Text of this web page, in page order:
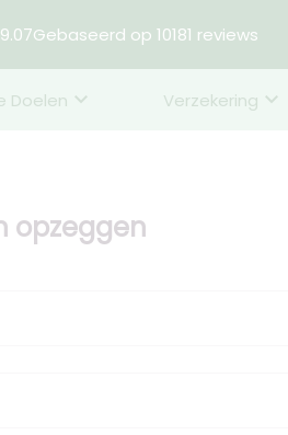
9.07Gebaseerd op 10181 reviews
Doelen Verzekering
opzeggen